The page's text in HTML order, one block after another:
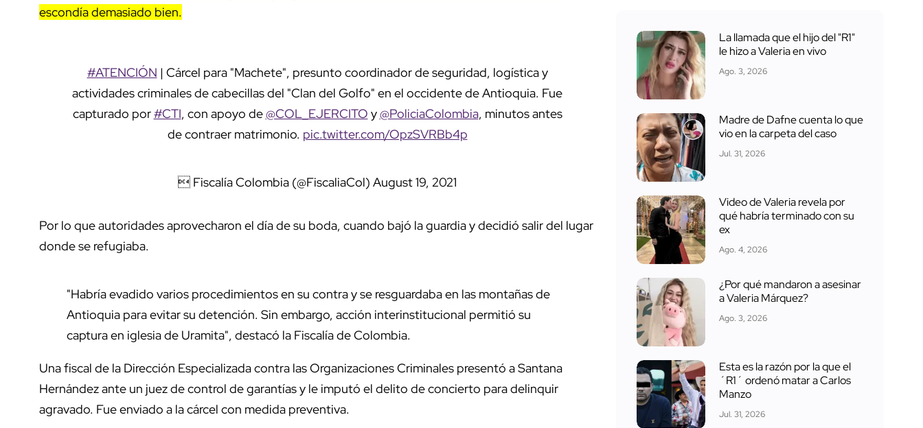
escondía demasiado bien.
#ATENCIÓN | Cárcel para "Machete", presunto coordinador de seguridad, logística y
actividades criminales de cabecillas del "Clan del Golfo" en el occidente de Antioquia. Fue
capturado por#CTI, con apoyo de@COL_EJERCITO y@PoliciaColombia, minutos antes
de contraer matrimonio. pic.twitter.com/OpzSVRBb4p
 Fiscalía Colombia (@FiscaliaCol) August 19, 2021
Por lo que autoridades aprovecharon el día de su boda, cuando bajó la guardia y decidió salir del lugar
donde se refugiaba.
"Habría evadido varios procedimientos en su contra y se resguardaba en las montañas de
Antioquia para evitar su detención. Sin embargo, acción interinstitucional permitió su
captura en iglesia de Uramita", destacó la Fiscalía de Colombia.
Una fiscal de la Dirección Especializada contra las Organizaciones Criminales presentó a Santana
Hernández ante un juez de control de garantías y le imputó el delito de concierto para delinquir
agravado. Fue enviado a la cárcel con medida preventiva.
La llamada que el hijo del "R1"
le hizo a Valeria en vivo
Ago. 3, 2026
Madre de Dafne cuenta lo que
vio en la carpeta del caso
Jul. 31, 2026
Video de Valeria revela por
qué habría terminado con su
ex
Ago. 4, 2026
¿Por qué mandaron a asesinar
a Valeria Márquez?
Ago. 3, 2026
Esta es la razón por la que el
´R1´ ordenó matar a Carlos
Manzo
Jul. 31, 2026